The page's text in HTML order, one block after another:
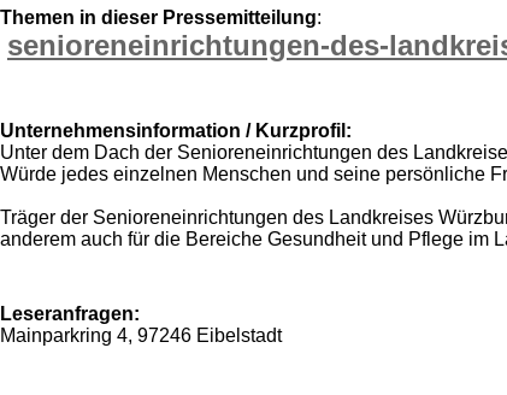
Themen in dieser Pressemitteilung:
senioreneinrichtungen-des-
Unternehmensinformation / Kurzprofil:
Unter dem Dach der Senioreneinrichtungen des
Würde jedes einzelnen Menschen und seine persönliche
Träger der Senioreneinrichtungen des Landkreises
anderem auch für die Bereiche Gesundheit und Pflege im
Leseranfragen:
Mainparkring 4, 97246 Eibelstadt